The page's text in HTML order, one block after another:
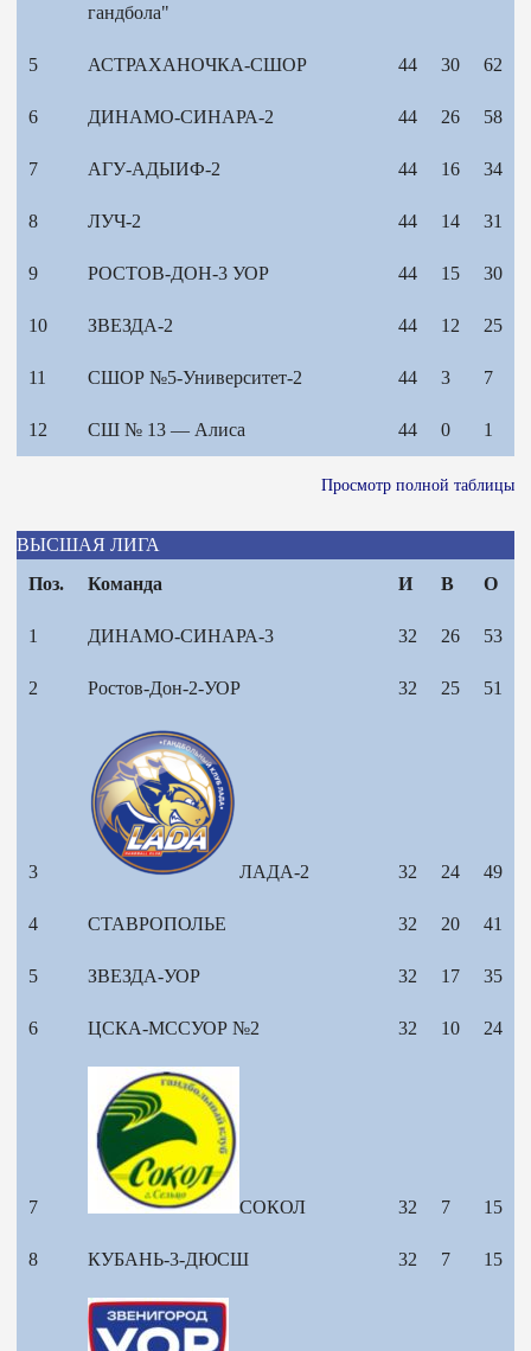
гандбола"
5 АСТРАХАНОЧКА-СШОР 44 30 62
6 ДИНАМО-СИНАРА-2 44 26 58
7 АГУ-АДЫИФ-2 44 16 34
8 ЛУЧ-2 44 14 31
9 РОСТОВ-ДОН-3 УОР 44 15 30
10 ЗВЕЗДА-2 44 12 25
11 СШОР №5-Университет-2 44 3 7
12 СШ № 13 — Алиса 44 0 1
Просмотр полной таблицы
ВЫСШАЯ ЛИГА
Поз.
Команда И В О
1 ДИНАМО-СИНАРА-3 32 26 53
2 Ростов-Дон-2-УОР 32 25 51
3 ЛАДА-2 32 24 49
4 СТАВРОПОЛЬЕ 32 20 41
5 ЗВЕЗДА-УОР 32 17 35
6 ЦСКА-МССУОР №2 32 10 24
7 СОКОЛ 32 7 15
8 КУБАНЬ-3-ДЮСШ 32 7 15